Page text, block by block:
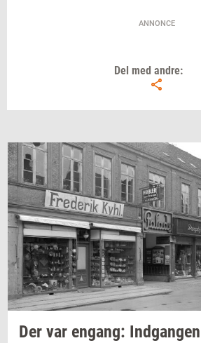
ANNONCE
Del med andre:
Der var en­gang: Ind­gan­gen